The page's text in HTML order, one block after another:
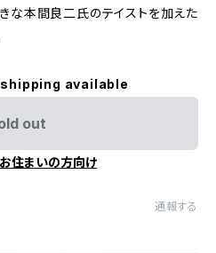
な本間良二氏のテイストを加えた
available
out
住まいの方向け
通報する